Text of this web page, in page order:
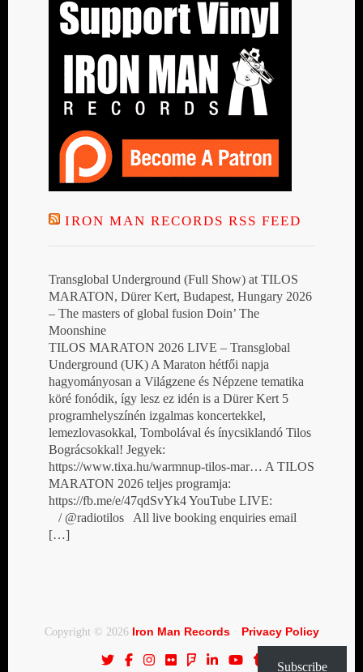
IRON MAN RECORDS RSS FEED
Transglobal Underground (Full Show) at TILOS
MARATON, Dürer Kert, Budapest, Hungary 2026
– The masters of global fusion Doin’ The
Moonshine
TILOS MARATON 2026 LIVE – Transglobal
Underground (UK) A Maraton hétfői napja
hagyományosan a Világzene és Népzene tematika
köré fonódik, így lesz ez idén is a Dürer Kert 5
programhelyszínén izgalmas koncertekkel,
lemezlovasokkal, Tombolával és ínycsiklandó Tilos
Bográcsokkal! Jegyek:
https://www.tixa.hu/warmnup-tilos-mar… A TILOS
MARATON 2026 teljes programja:
https://fb.me/e/47qdSvYk4 YouTube LIVE:
/ @radiotilos All live booking enquiries email
[…]
Copyright © 2026 Iron Man Records· Privacy Policy
Subscribe